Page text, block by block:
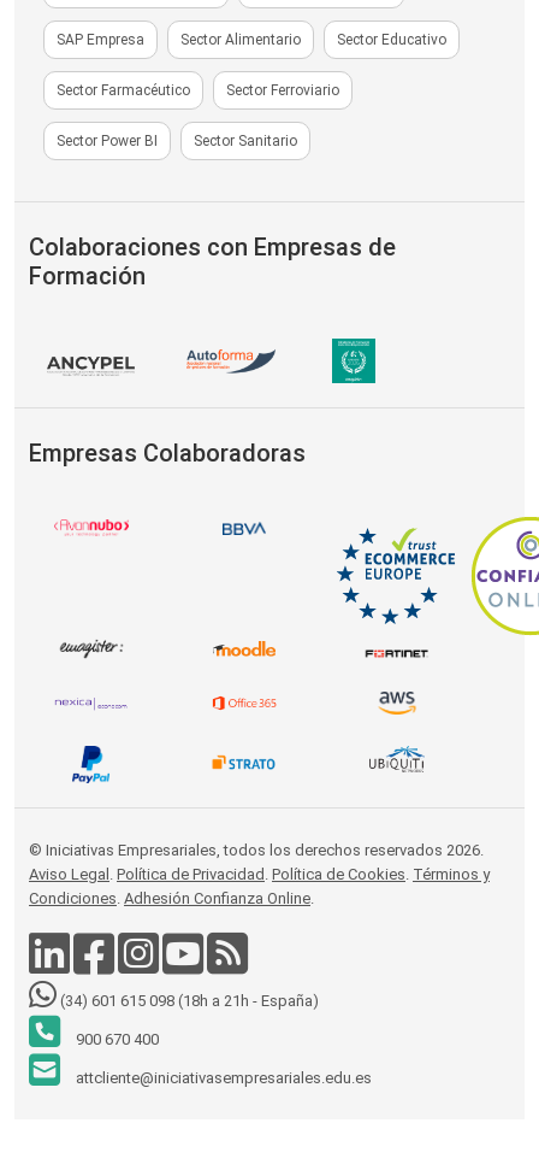
SAP Empresa Sector Alimentario Sector Educativo
Sector Farmacéutico Sector Ferroviario
Sector Power BI Sector Sanitario
Colaboraciones con Empresas de
Formación
Empresas Colaboradoras
© Iniciativas Empresariales, todos los derechos reservados 2026.
Aviso Legal
Política de Privacidad Política de Cookies Términos y
Condiciones Adhesión Confianza Online
(34) 601 615 098 (18h a 21h - España)
900 670 400
attcliente@iniciativasempresariales.edu.es